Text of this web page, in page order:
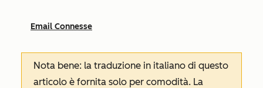
Email Connesse
Nota bene: la traduzione in italiano di questo
articolo è fornita solo per comodità. La